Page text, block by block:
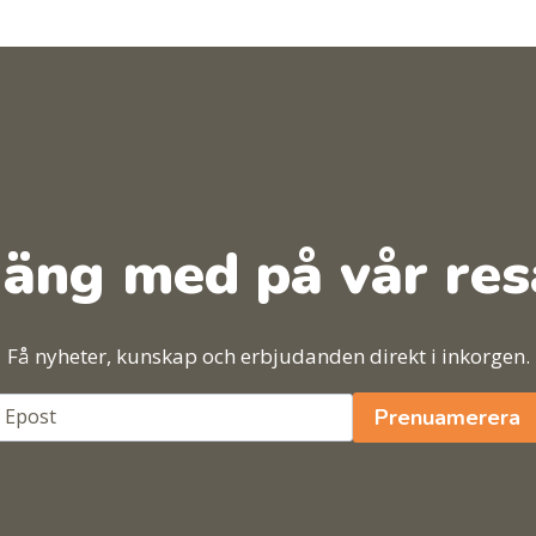
med på vår
Få nyheter, kunskap och erbjudanden direkt i inkorgen.
Prenuamerera